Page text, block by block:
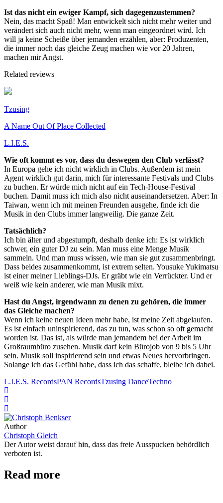
Ist das nicht ein ewiger Kampf, sich dagegenzustemmen?
Nein, das macht Spaß! Man entwickelt sich nicht mehr weiter und
verändert sich auch nicht mehr, wenn man eingeordnet wird. Ich
will ja keine Scheiße über jemanden erzählen, aber: Produzenten,
die immer noch das gleiche Zeug machen wie vor 20 Jahren,
machen mir Angst.
Related reviews
Tzusing
A Name Out Of Place Collected
L.I.E.S.
Wie oft kommt es vor, dass du deswegen den Club verlässt?
In Europa gehe ich nicht wirklich in Clubs. Außerdem ist mein
Agent wirklich gut darin, mich für interessante Festivals und Clubs
zu buchen. Er würde mich nicht auf ein Tech-House-Festival
buchen. Damit muss ich mich also nicht auseinandersetzen. Aber: In
Taiwan, wenn ich mit meinen Freunden ausgehe, finde ich die
Musik in den Clubs immer langweilig. Die ganze Zeit.
Tatsächlich?
Ich bin älter und abgestumpft, deshalb denke ich: Es ist wirklich
schwer, ein guter DJ zu sein. Man muss eine Menge Musik
sammeln. Und man muss wissen, wie man sie gut zusammenbringt.
Dass beides zusammenkommt, ist extrem selten. Yousuke Yukimatsu
ist einer meiner Lieblings-DJs. Er gräbt wie ein Verrückter. Und er
weiß wie kein anderer, wie man Musik mixt.
Hast du Angst, irgendwann zu denen zu gehören, die immer
das Gleiche machen?
Wenn ich keine neuen Ideen mehr habe, ist meine Zeit abgelaufen.
Es ist einfach uninspirierend, das zu tun, was schon so oft gemacht
worden ist. Das ist, als würde man jemandem bei der Arbeit im
Großraumbüro zusehen. Musik darf kein Bürojob von 9 bis 5 Uhr
sein. Musik soll inspirierend sein und etwas Neues hervorbringen.
Solange ich das Gefühl habe, dass ich das schaffe, bleibe ich dabei.
L.I.E.S. RecordsPAN RecordsTzusing DanceTechno
Author
Christoph Gleich
Der Autor weist darauf hin, dass das freie Ausspucken behördlich
verboten ist.
Read more